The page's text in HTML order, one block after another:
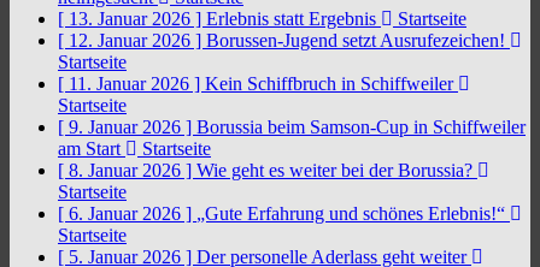
[ 13. Januar 2026 ] Erlebnis statt Ergebnis
Startseite
[ 12. Januar 2026 ] Borussen-Jugend setzt Ausrufezeichen!
Startseite
[ 11. Januar 2026 ] Kein Schiffbruch in Schiffweiler
Startseite
[ 9. Januar 2026 ] Borussia beim Samson-Cup in Schiffweiler
am Start
Startseite
[ 8. Januar 2026 ] Wie geht es weiter bei der Borussia?
Startseite
[ 6. Januar 2026 ] „Gute Erfahrung und schönes Erlebnis!“
Startseite
[ 5. Januar 2026 ] Der personelle Aderlass geht weiter